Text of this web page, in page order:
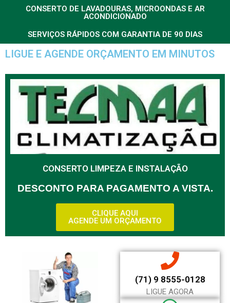
CONSERTO DE LAVADOURAS, MICROONDAS E AR
ACONDICIONADO
SERVIÇOS RÁPIDOS COM GARANTIA DE 90 DIAS
LIGUE E AGENDE ORÇAMENTO EM MINUTOS
CONSERTO LIMPEZA E INSTALAÇÃO
DESCONTO PARA PAGAMENTO A VISTA.
CLIQUE AQUI
AGENDE UM ORÇAMENTO
(71) 9 8555-0128
LIGUE AGORA